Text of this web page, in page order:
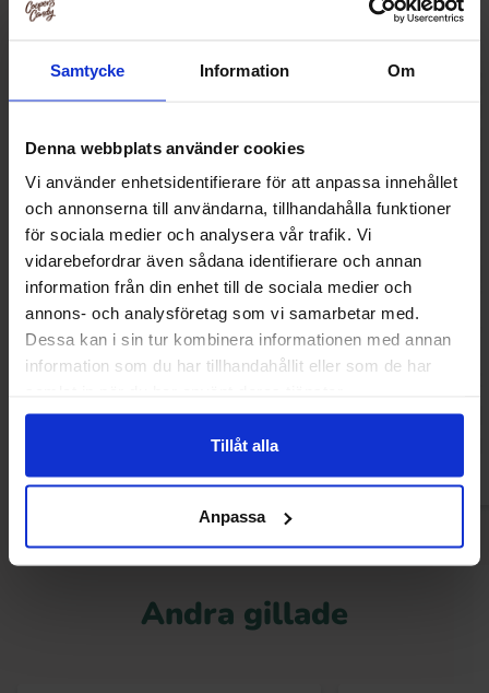
Samtycke Information Om
Denna webbplats använder cookies
Vi använder enhetsidentifierare för att anpassa innehållet
och annonserna till användarna, tillhandahålla funktioner
för sociala medier och analysera vår trafik. Vi
vidarebefordrar även sådana identifierare och annan
information från din enhet till de sociala medier och
annons- och analysföretag som vi samarbetar med.
Dessa kan i sin tur kombinera informationen med annan
information som du har tillhandahållit eller som de har
Tillåt alla
Anpassa
NOCCO Blue Raspberry 33cl
25.46 kr
NOCCO Focus
Andra gillade